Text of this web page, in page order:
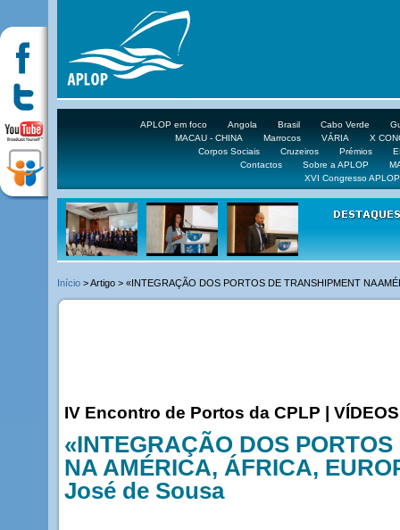
APLOP em foco Angola Brasil Cabo Verde
MACAU - CHINA
Marrocos VÁRIA
X
Corpos Sociais
Cruzeiros Prémios
Contactos
Sobre a APLOP
XVI Congresso APLOP
Início > Artigo > «INTEGRAÇÃO DOS PORTOS DE TRANSHIPMENT NA
IV Encontro de Portos da CPLP | VÍDEOS
«INTEGRAÇÃO DOS
NA AMÉRICA, ÁFRICA,
José de Sousa